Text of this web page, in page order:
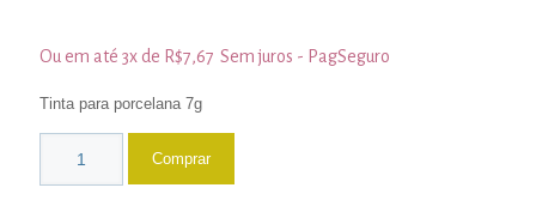
Ou em até 3x de R$7,67 Sem juros - PagSeguro
Tinta para porcelana 7g
Comprar